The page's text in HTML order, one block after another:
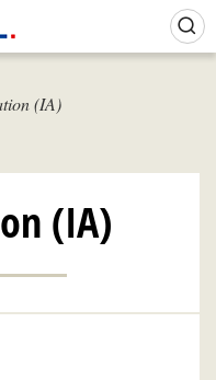
c
u
l
C
N
(IA)
(IA)
(témoins de connexion)